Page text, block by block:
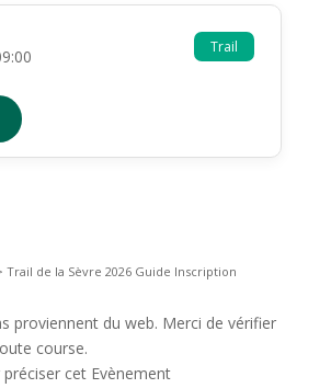
Trail
Trail de la Sèvre 2026 Guide Inscription
proviennent du web. Merci de vérifier
course.
cet Evènement